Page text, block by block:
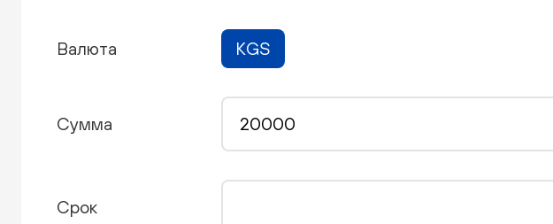
Валюта KGS
Сумма
Срок